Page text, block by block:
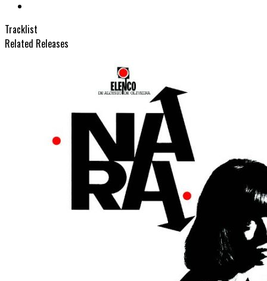
Tracklist
Related Releases